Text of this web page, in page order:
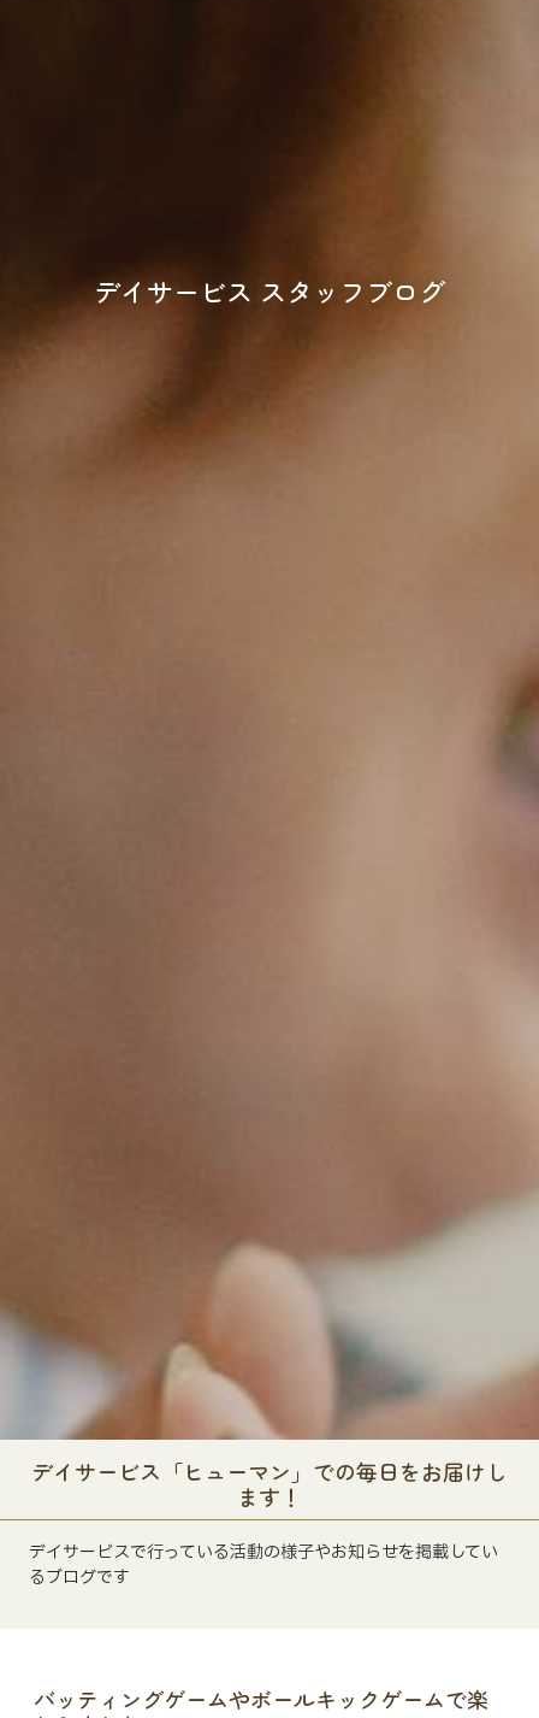
デイサービス スタッフブログ
デイサービス「ヒューマン」での毎日をお届けし
ます！
デイサービスで行っている活動の様子やお知らせを掲載してい
るブログです
バッティングゲームやボールキックゲームで楽